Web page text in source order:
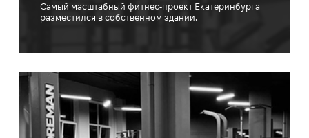
Самый масштабный фитнес-проект Екатеринбурга
разместился в собственном здании.